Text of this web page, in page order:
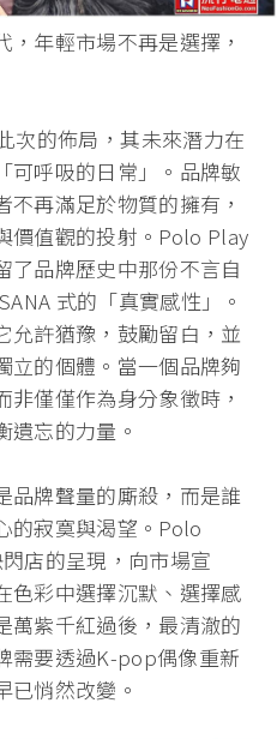
年輕市場不再是選擇，
次的佈局，其未來潛力在
可呼吸的日常」。品牌敏
再滿足於物質的擁有，
價值觀的投射。Polo Play
了品牌歷史中那份不言自
式的「真實感性」。
允許猶豫，鼓勵留白，並
立的個體。當一個品牌夠
僅僅作為身分象徵時，
遺忘的力量。
品牌聲量的廝殺，而是誰
的寂寞與渴望。Polo
店的呈現，向市場宣
色彩中選擇沉默、選擇感
萬紫千紅過後，最清澈的
需要透過K-pop偶像重新
已悄然改變。